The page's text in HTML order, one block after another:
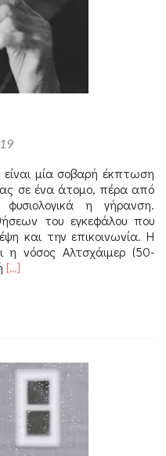
είναι μία σοβαρή έκπτωση
σε ένα άτομο, πέρα από
η γήρανση.
του εγκεφάλου που
και την επικοινωνία. Η
η νόσος Αλτσχάιμερ (50-
Διαβάστε
[…]